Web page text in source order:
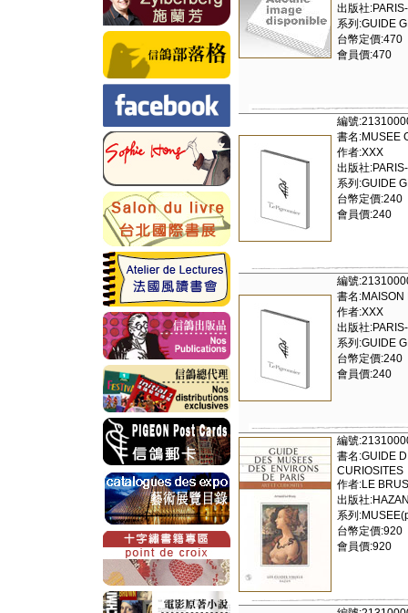
出版社
系列:GUIDE
台幣定價:470
會員價:470
編號
書名:MUSEE
作者:XXX
出版社
系列:GUIDE
台幣定價:240
會員價:240
編號
書名:MAISON
作者:XXX
出版社
系列:GUIDE
台幣定價:240
會員價:240
編號
書名:GUIDE
CURIOSITES
作者:LE
出版社
系列
台幣定價:920
會員價:920